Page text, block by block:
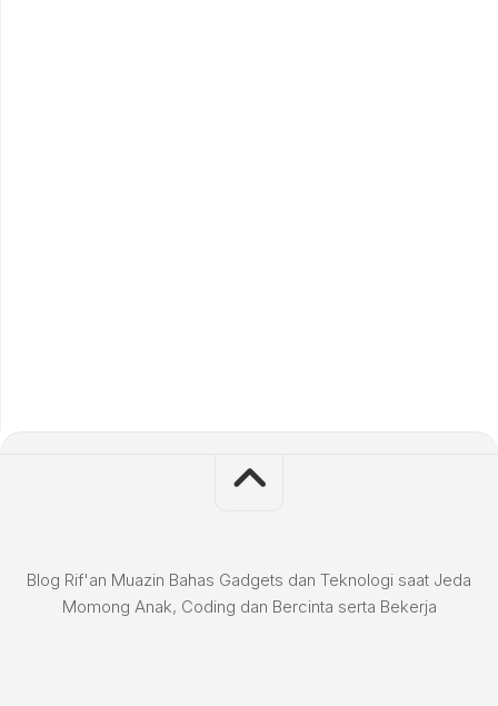
Blog Rif'an Muazin Bahas Gadgets dan Teknologi saat Jeda
Momong Anak, Coding dan Bercinta serta Bekerja